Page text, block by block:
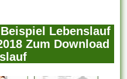
Lebenslauf
Zum Download